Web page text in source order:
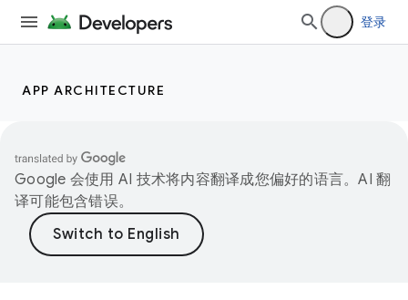
登录
APP ARCHITECTURE
Google 会使用 AI 技术将内容翻译成您偏好的语言。AI 翻
译可能包含错误。